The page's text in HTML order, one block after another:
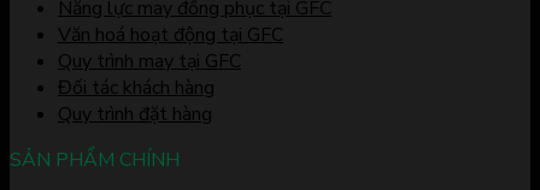
Năng lực may đồng phục tại GFC
Văn hoá hoạt động tại GFC
Quy trình may tại GFC
Đối tác khách hàng
Quy trình đặt hàng
SẢN PHẨM CHÍNH